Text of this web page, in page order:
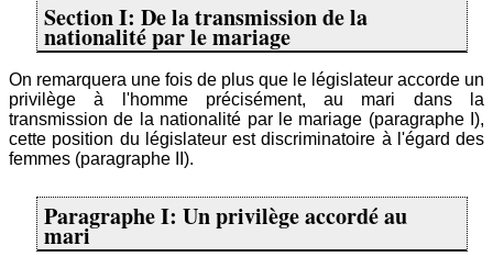
Section I: De la transmission de la
nationalité par le mariage
On remarquera une fois de plus que le législateur accorde un
privilège à l'homme précisément, au mari dans la
transmission de la nationalité par le mariage (paragraphe I),
cette position du législateur est discriminatoire à l'égard des
femmes (paragraphe II).
Paragraphe I: Un privilège accordé au
mari